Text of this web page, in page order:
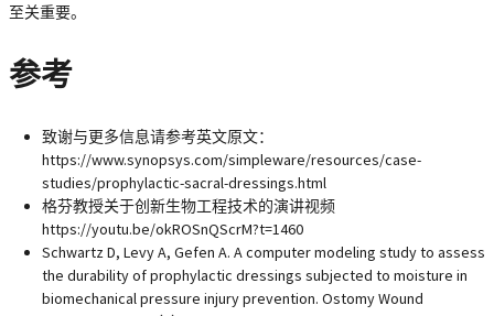
至关重要。
参考
致谢与更多信息请参考英文原文：
https://www.synopsys.com/simpleware/resources/case-
studies/prophylactic-sacral-dressings.html
格芬教授关于创新生物工程技术的演讲视频
https://youtu.be/okROSnQScrM?t=1460
Schwartz D, Levy A, Gefen A. A computer modeling study to assess
the durability of prophylactic dressings subjected to moisture in
biomechanical pressure injury prevention. Ostomy Wound